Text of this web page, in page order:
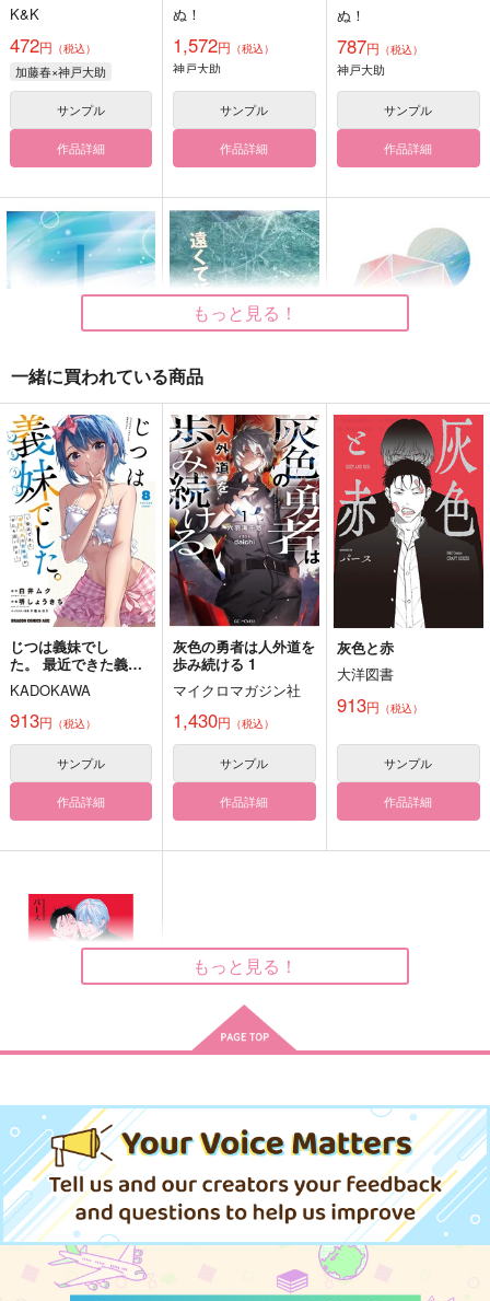
K&K
472円 （税込）
加藤春×神戸大助
サンプル
作品詳細
ぬ！
1,572円 （税込）
神戸大助
サンプル
作品詳細
ぬ！
787円 （税込）
神戸大助
サンプル
作品詳細
疾走
ヨコノミチ
385円 （税込）
黒木庄左ヱ門×加藤団蔵
サンプル
作品詳細
遠くて近い
世間亭
715円（税込）
杉元佐一×尾形百之助
サンプル
作品詳細
夏にいちばん近い春
Hak.
1,257円（税込）
雑渡昆奈門×善法寺伊作
サンプル
作品詳細
飽くなき日々へ
夜明けが近い
（税込）
森長可×高杉晋作
629円（税込）
セス×ジェーン
サンプル
もっと見る！
一緒に買われている商品
じつは義妹でし
た。 最近できた義理
の弟の距離感がやたら
近いわけ 8
KADOKAWA
913円 （税込）
サンプル
作品詳細
灰色の勇者は人外道を
歩み続ける 1
マイクロマガジン社
1,430円 （税込）
サンプル
作品詳細
灰色と赤
大洋図書
913円 （税込）
サンプル
作品詳細
子（灰色と赤）
大洋図書
310円（税込）
サンプル
作品詳細
もっと見る！